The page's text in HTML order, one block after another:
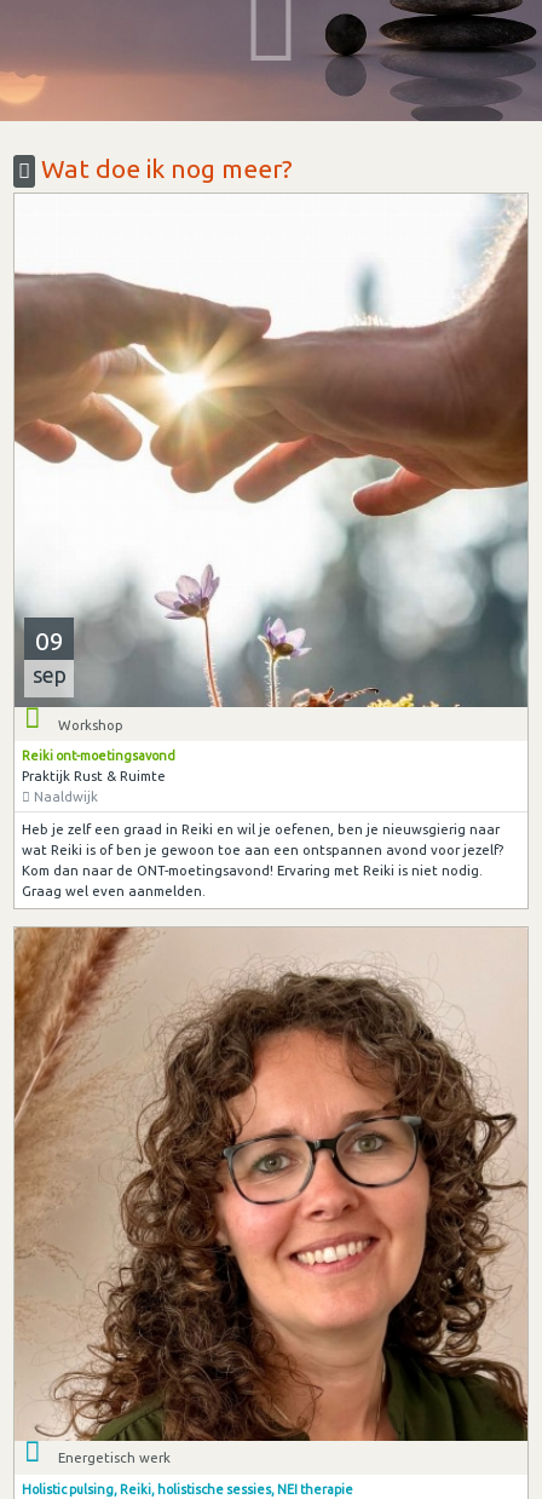
Wat doe ik nog meer?
09
sep
Workshop
Reiki ont-moetingsavond
Praktijk Rust & Ruimte
Naaldwijk
Heb je zelf een graad in Reiki en wil je oefenen, ben je nieuwsgierig naar
wat Reiki is of ben je gewoon toe aan een ontspannen avond voor jezelf?
Kom dan naar de ONT-moetingsavond! Ervaring met Reiki is niet nodig.
Graag wel even aanmelden.
Energetisch werk
Holistic pulsing, Reiki, holistische sessies, NEI therapie